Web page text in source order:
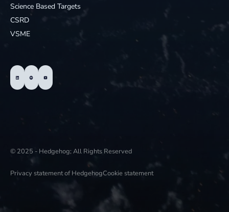
Science Based Targets
CSRD
VSME
© 2025 - Hedgehog; All Rights Reserved
Privacy statement of HedgehogCookie statement